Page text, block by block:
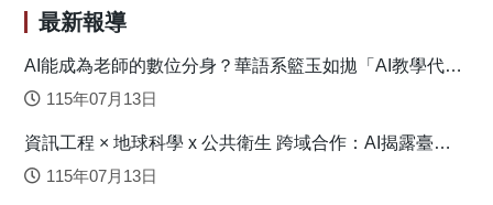
模擬結果顯示，長期氣候變遷使得對流層水氣含量隨氣
候暖化而增多，在此較為暖、濕的環境場下，颱風次環流亦
隨之增強，此熱力與動力因共同作用，進一步加強了低層水
氣通量輻合，而造成颱風總降水量4–8%之增幅。值得注意的
長期氣候變遷的量值。尤其考慮到目前的全球暖化將在未來
數十年內持續甚至有漸行加快之趨勢，警示我們未來臺灣可
最新報導
AI能成為老師的數位分身？華語系籃玉如拋「AI教學代理
人」新模式
115年07月13日
資訊工程 × 地球科學 x 公共衛生 跨域合作：AI揭露臺灣
心血管疾病高風險環境型態
115年07月13日